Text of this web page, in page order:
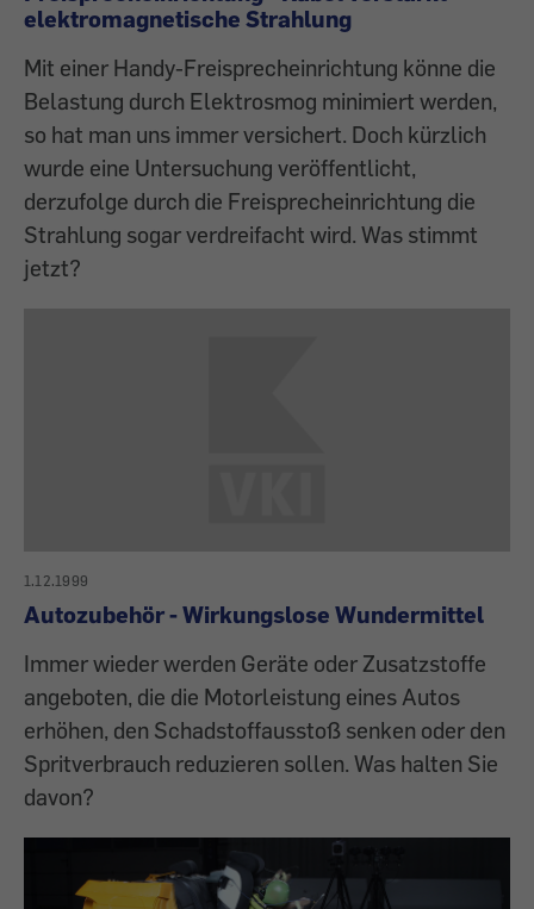
elektromagnetische Strahlung
Mit einer Handy-Freisprecheinrichtung könne die
Belastung durch Elektrosmog minimiert werden,
so hat man uns immer versichert. Doch kürzlich
wurde eine Untersuchung veröffentlicht,
derzufolge durch die Freisprecheinrichtung die
Strahlung sogar verdreifacht wird. Was stimmt
jetzt?
1.12.1999
Autozubehör - Wirkungslose Wundermittel
Immer wieder werden Geräte oder Zusatzstoffe
angeboten, die die Motorleistung eines Autos
erhöhen, den Schadstoffausstoß senken oder den
Spritverbrauch reduzieren sollen. Was halten Sie
davon?